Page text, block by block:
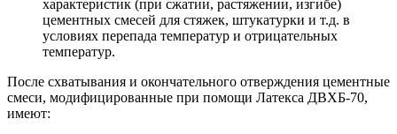
характеристик (при сжатии, растяжении, изгибе)
цементных смесей для стяжек, штукатурки и т.д. в
условиях перепада температур и отрицательных
температур.
После схватывания и окончательного отверждения цементные
смеси, модифицированные при помощи Латекса ДВХБ-70,
имеют: